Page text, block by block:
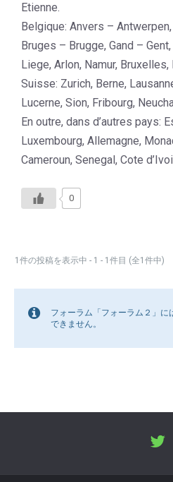
Etienne.
Belgique: Anvers –
Bruges – Brugge, Gand –
Liege, Arlon, Namur, Bruxelles,
Suisse: Zurich, Berne,
Lucerne, Sion, Fribourg,
En outre, dans d’autres pays:
Luxembourg, Allemagne,
Cameroun, Senegal, Cote
0
1件の投稿を表示中 - 1 - 1件目 (全1件中)
フォーラム「フォーラム２」に
できません。